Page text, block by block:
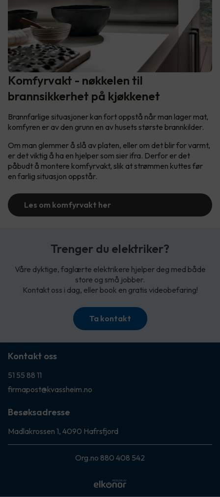
Komfyrvakt - nøkkelen til
brannsikkerhet på kjøkkenet
Brannfarlige situasjoner kan fort oppstå når man lager mat,
komfyren er av den grunn en av husets største brannkilder.
Om man glemmer å slå av platen, eller om det blir for varmt,
er det viktig å ha en hjelper som sier ifra. Derfor er det
påbudt å montere komfyrvakt, slik at strømmen kuttes før
en farlig situasjon oppstår.
Les om komfyrvakt her
Trenger du elektriker?
Våre dyktige, faglærte elektrikere hjelper deg med både
store og små jobber.
Kontakt oss i dag, eller book en gratis videobefaring!
Ta kontakt
Kontakt oss
51 55 88 11
firmapost@kvassheim.no
Besøksadresse
Madlakrossen 1, 4090 Hafrsfjord
Org.no 880 408 542